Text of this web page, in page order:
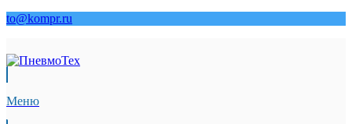
to@kompr.ru
Меню